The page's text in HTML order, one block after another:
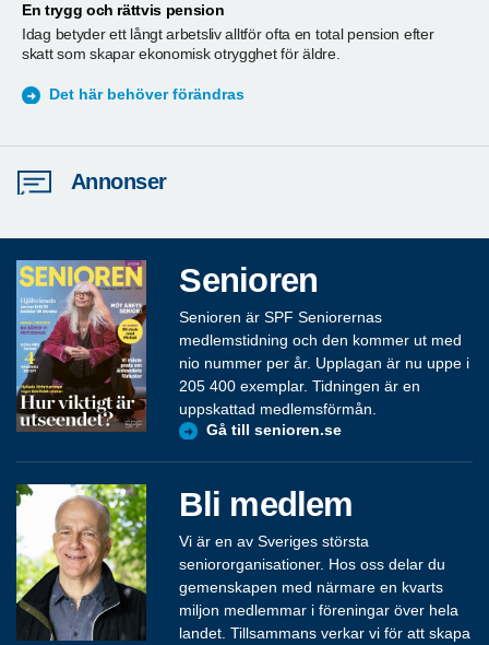
En trygg och rättvis pension
Idag betyder ett långt arbetsliv alltför ofta en total pension efter
skatt som skapar ekonomisk otrygghet för äldre.
Det här behöver förändras
Annonser
Senioren
Senioren är SPF Seniorernas
medlemstidning och den kommer ut med
nio nummer per år. Upplagan är nu uppe i
205 400 exemplar. Tidningen är en
uppskattad medlemsförmån.
Gå till senioren.se
Bli medlem
Vi är en av Sveriges största
seniororganisationer. Hos oss delar du
gemenskapen med närmare en kvarts
miljon medlemmar i föreningar över hela
landet. Tillsammans verkar vi för att skapa